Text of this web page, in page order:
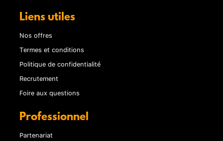
Liens utiles
Nos offres
Termes et conditions
Politique de confidentialité
Recrutement
Foire aux questions
Professionnel
Partenariat